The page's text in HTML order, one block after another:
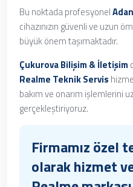
Bu noktada profesyonel
cihazınızın güvenli ve uzun
büyük önem taşımaktadır.
Çukurova Bilişim & İletişim
Realme Teknik Servis
bakım ve onarım işlemlerini
gerçekleştiriyoruz.
Firmamız özel
olarak hizmet